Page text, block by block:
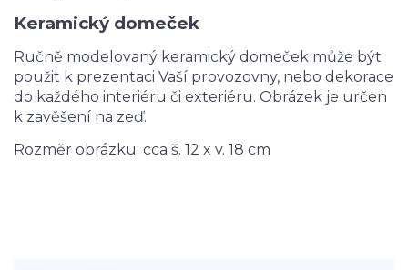
Keramický domeček
Ručně modelovaný keramický domeček může být
použit k prezentaci Vaší provozovny, nebo dekorace
do každého interiéru či exteriéru. Obrázek je určen
k zavěšení na zeď.
Rozměr obrázku: cca š. 12 x v. 18 cm